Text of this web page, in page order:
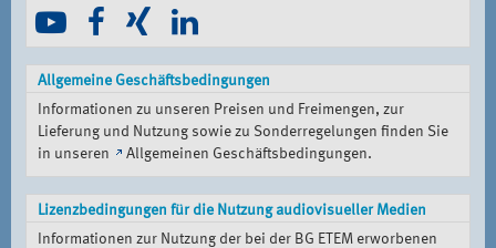
Allgemeine Geschäftsbedingungen
Informationen zu unseren Preisen und Freimengen, zur
Lieferung und Nutzung sowie zu Sonderregelungen finden Sie
in unseren
Allgemeinen Geschäftsbedingungen.
Lizenzbedingungen für die Nutzung audiovisueller Medien
Informationen zur Nutzung der bei der BG ETEM erworbenen